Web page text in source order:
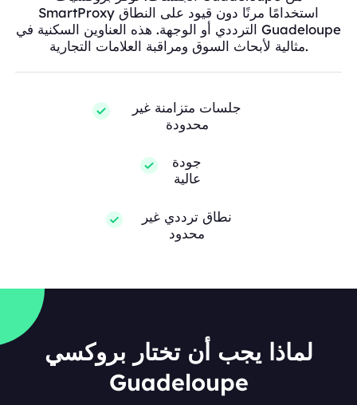
SmartProxy استخدامًا مرنًا دون قيود على النطاق
الترددي أو الوجهة. هذه العناوين السكنية في Guadeloupe
مثالية لأبحاث السوق ومراقبة العلامات التجارية.
جلسات متزامنة غير
محدودة
جودة
عالية
نطاق ترددي غير
محدود
لماذا يجب أن تختار بروكسي
Guadeloupe